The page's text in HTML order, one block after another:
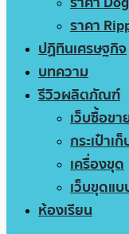
ราคา
ปฏิทินเศรษฐกิจ
บทความ
รีวิวผลิตภัณฑ์
เว็บซื้อขา
กระเป๋าเ
เครื่องขุด
เว็บขุดแ
ห้องเรียน